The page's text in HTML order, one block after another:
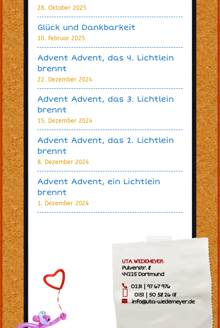
28. Oktober 2025
Glück und Dankbarkeit
10. Februar 2025
Advent Advent, das 4. Lichtlein
brennt
22. Dezember 2024
Advent Advent, das 3. Lichtlein
brennt
15. Dezember 2024
Advent Advent, das 2. Lichtlein
brennt
8. Dezember 2024
Advent Advent, ein Lichtlein
brennt
1. Dezember 2024
UTA WEDEMEYER
Pulverstr. 8
44225 Dortmund
0231 | 97 67 976
0151 | 50 58 26 18
info@uta-wedemeyer.de